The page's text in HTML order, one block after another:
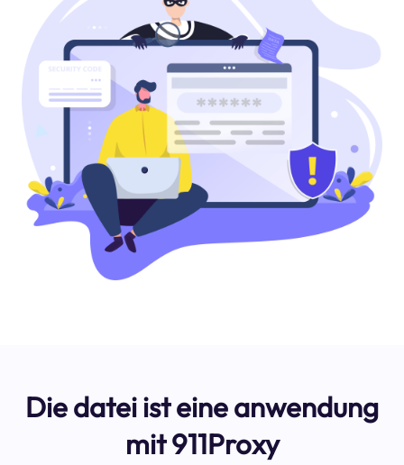
Die datei ist eine anwendung
mit 911Proxy